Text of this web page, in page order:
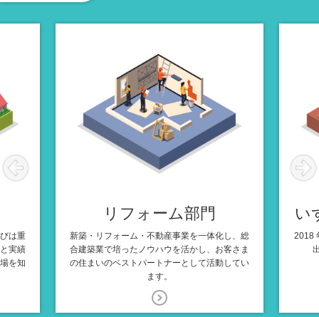
は重
実績
を知
リフォーム部門
新築・リフォーム・不動産事業を一体化し、総
合建築業で培ったノウハウを活かし、お客さま
の住まいのベストパートナーとして活動してい
ます。
い
2018